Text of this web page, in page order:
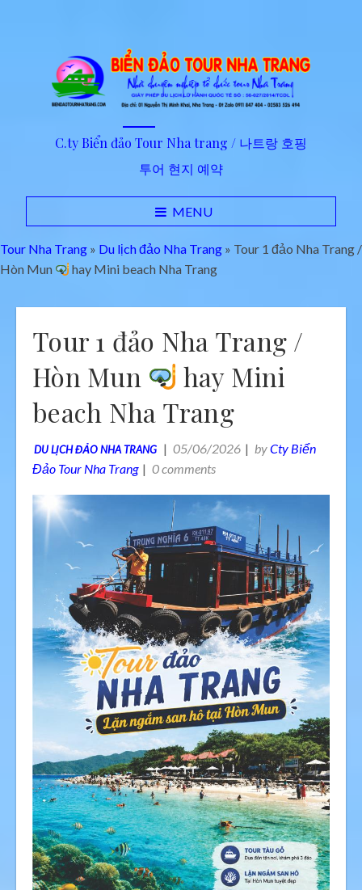
C.ty Biển đảo Tour Nha trang / 나트랑 호핑
투어 현지 예약
MENU
Tour Nha Trang » Du lịch đảo Nha Trang » Tour 1 đảo Nha Trang /
Hòn Mun
hay Mini beach Nha Trang
Tour 1 đảo Nha Trang /
Hòn Mun
hay Mini
beach Nha Trang
DU LỊCH ĐẢO NHA TRANG 05/06/2026 byCty Biển
Đảo Tour Nha Trang
0 comments